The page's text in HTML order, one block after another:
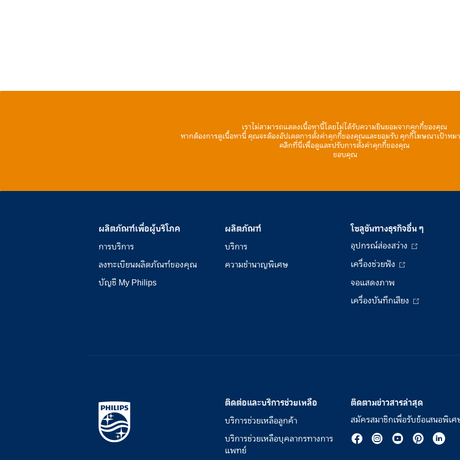
เราไม่สามารถแสดงเนื้อหานี้โดยไม่ได้รับความยินยอมจากคุกกี้ของคุณ
หากต้องการดูเนื้อหานี้ คุณจะต้องอัปเดตการตั้งค่าคุกกี้ของคุณและยอมรับ คุกกี้โฆษณาเป้าหม
คลิกที่นี่เพื่อดูและปรับการตั้งค่าคุกกี้ของคุณ
ขอบคุณ
ผลิตภัณฑ์เพื่อผู้บริโภค
การบริการ
ลงทะเบียนผลิตภัณฑ์ของคุณ
บัญชี My Philips
ผลิตภัณฑ์
บริการ
ความชำนาญพิเศษ
โซลูชันทางธุรกิจอื่น ๆ
อุปกรณ์ส่องสว่าง
เครื่องช่วยฟัง
จอแสดงภาพ
เครื่องบันทึกเสียง
ติดต่อและบริการช่วยเหลือ
บริการช่วยเหลือลูกค้า
บริการช่วยเหลือบุคลากรทางการ
แพทย์
ติดตามข่าวสารล่าสุด
สมัครสมาชิกเพื่อรับข้อเสนอพิเ